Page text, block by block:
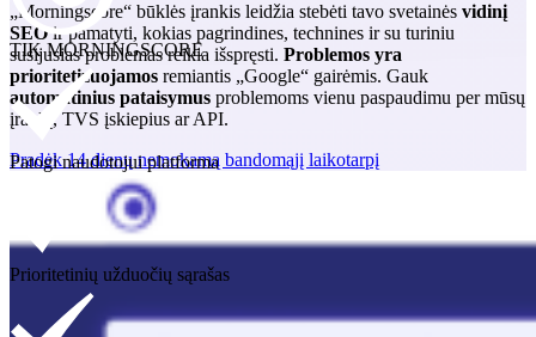
„Morningscore“ būklės įrankis leidžia stebėti tavo svetainės vidinį
SEO ir pamatyti, kokias pagrindines, technines ir su turiniu
susijusias problemas reikia išspręsti. Problemos yra
prioritetizuojamos remiantis „Google“ gairėmis. Gauk
automatinius pataisymus problemoms vienu paspaudimu per mūsų
įrankį, TVS įskiepius ar API.
Pradėk 14 dienų nemokamą bandomąjį laikotarpį
TIK MORNINGSCORE
Patogi naudotojui platforma
Prioritetinių užduočių sąrašas